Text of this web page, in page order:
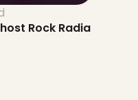
Rock Radia